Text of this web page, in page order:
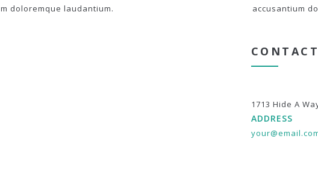
doloremque laudantium.
accusantium
1713 Hide A
ADDRESS